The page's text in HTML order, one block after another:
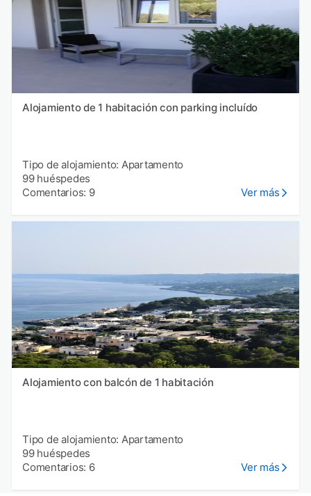
Alojamiento de 1 habitación con parking incluído
Tipo de alojamiento: Apartamento
99 huéspedes
Comentarios: 9
Ver más
Alojamiento con balcón de 1 habitación
Tipo de alojamiento: Apartamento
99 huéspedes
Comentarios: 6
Ver más